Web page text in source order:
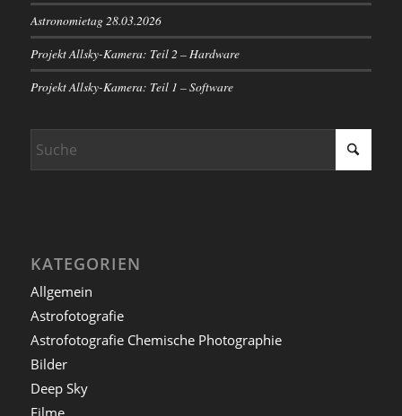
Astronomietag 28.03.2026
Projekt Allsky-Kamera: Teil 2 – Hardware
Projekt Allsky-Kamera: Teil 1 – Software
KATEGORIEN
Allgemein
Astrofotografie
Astrofotografie Chemische Photographie
Bilder
Deep Sky